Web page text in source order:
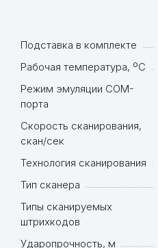
Подставка в комплекте
Рабочая температура, ºC
Режим эмуляции COM-
порта
Скорость сканирования,
скан/сек
Технология сканирования
Тип сканера
Типы сканируемых
штрихкодов
Ударопрочность, м